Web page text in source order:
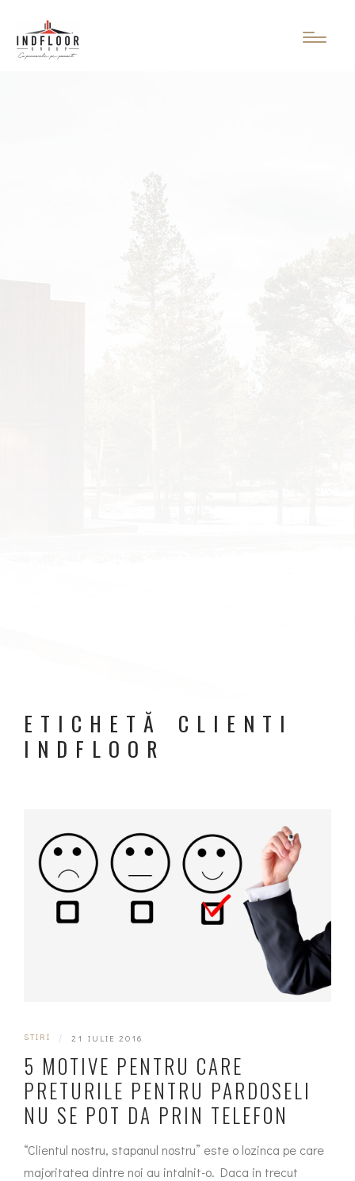
ETICHETĂ CLIENTI
INDFLOOR
STIRI | 21 IULIE 2016
5 MOTIVE PENTRU CARE
PRETURILE PENTRU PARDOSELI
NU SE POT DA PRIN TELEFON
“Clientul nostru, stapanul nostru” este o lozinca pe care
majoritatea dintre noi au intalnit-o. Daca in trecut